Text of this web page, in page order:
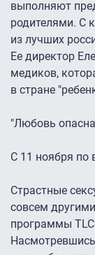
выполняют
родителями. С
из лучших
Ее директор
медиков,
в стране
"Любовь
С 11 ноября по
Страстные
совсем
программы